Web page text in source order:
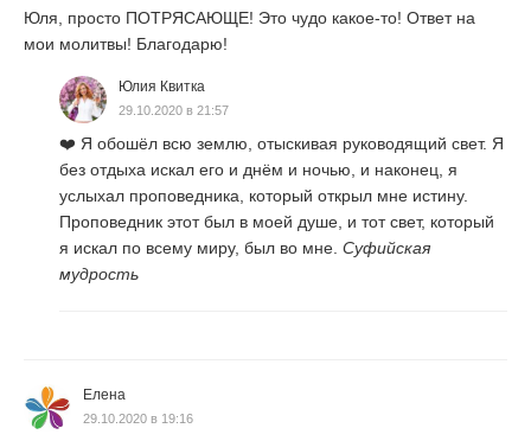
Юля, просто ПОТРЯСАЮЩЕ! Это чудо какое-то! Ответ на
мои молитвы! Благодарю!
Юлия Квитка
29.10.2020 в 21:57
❤️ Я обошёл всю землю, отыскивая руководящий свет. Я
без отдыха искал его и днём и ночью, и наконец, я
услыхал проповедника, который открыл мне истину.
Проповедник этот был в моей душе, и тот свет, который
я искал по всему миру, был во мне. Суфийская
мудрость
Елена
29.10.2020 в 19:16